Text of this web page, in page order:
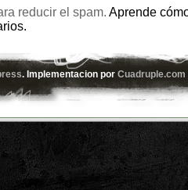
reducir el spam. Aprende
. Implementacion porCuadruple.com